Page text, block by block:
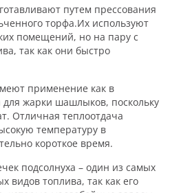
путем прессования
торфа.Их используют
помещений, но на пару с
так как они быстро
применение как в
для жарки шашлыков, поскольку
Отличная теплоотдача
температуру в
короткое время.
подсолнуха – один из самых
видов топлива, так как его